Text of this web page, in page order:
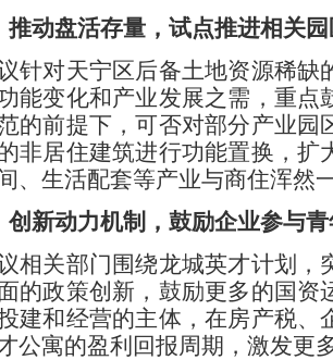
推动盘活存量，试点推进相关
针对天宁区后备土地资源稀
能变化和产业发展之需，重
的前提下，可否对部分产业
非居住建筑进行功能置换，
、生活配套等产业与商住浑然
创新动力机制，鼓励企业参与
相关部门围绕龙城英才计划
的政策创新，鼓励更多的国
建和经营的主体，在房产税
公寓的盈利回报周期，激发更